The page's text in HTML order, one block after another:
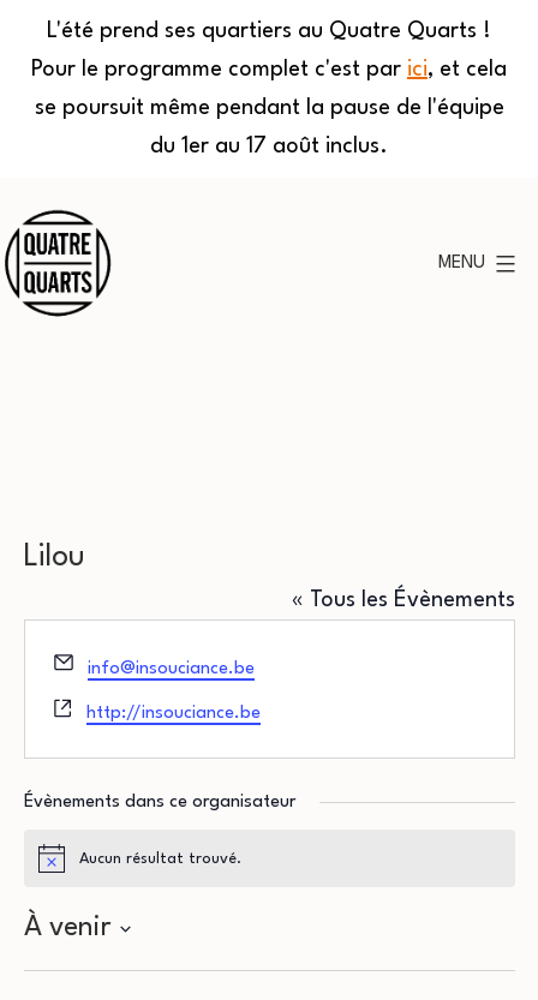
L'été prend ses quartiers au Quatre Quarts !
Pour le programme complet c'est par ici, et cela
se poursuit même pendant la pause de l'équipe
du 1er au 17 août inclus.
au
contenu
MENU
Lilou
« Tous les Évènements
Email
info@insouciance.be
Site
http://insouciance.be
Évènements dans ce organisateur
Notice
Aucun résultat trouvé.
À venir
Sélectionnez